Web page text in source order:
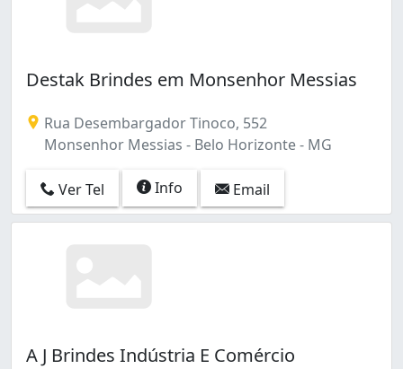
Destak Brindes em Monsenhor Messias
Rua Desembargador Tinoco, 552
Monsenhor Messias - Belo Horizonte - MG
Ver Tel Info Email
A J Brindes Indústria E Comércio